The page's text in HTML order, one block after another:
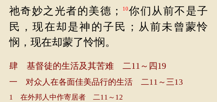
祂奇妙之光者的美德； 10你们从前不是子
民，现在却是神的子民；从前未曾蒙怜
悯，现在却蒙了怜悯。
肆 基督徒的生活及其苦难 二11～四19
一 对众人在各面佳美品行的生活 二11～三13
1 在外邦人中作寄居者 二11～12